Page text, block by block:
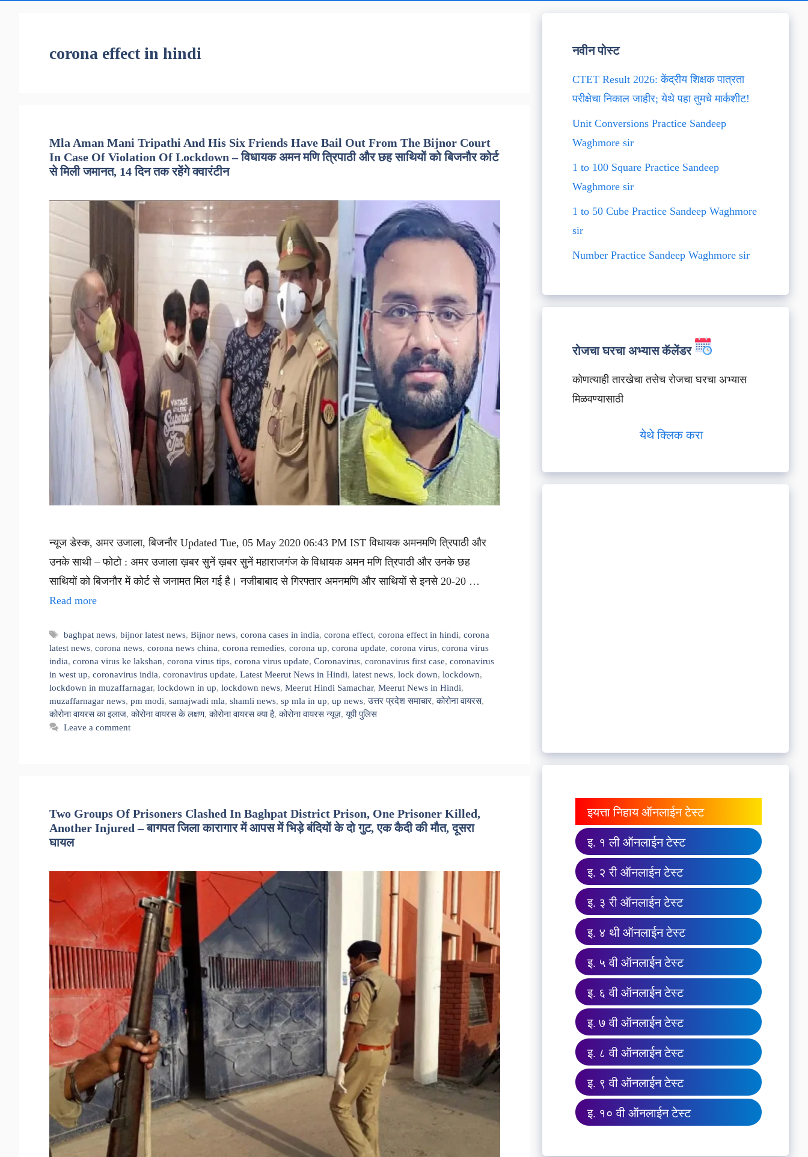
corona effect in hindi
Mla Aman Mani Tripathi And His Six Friends Have Bail Out From The Bijnor Court
In Case Of Violation Of Lockdown – विधायक अमन मणि त्रिपाठी और छह साथियों को बिजनौर कोर्ट
से मिली जमानत, 14 दिन तक रहेंगे क्वारंटीन
न्यूज डेस्क, अमर उजाला, बिजनौर Updated Tue, 05 May 2020 06:43 PM IST विधायक अमनमणि त्रिपाठी और
उनके साथी – फोटो : अमर उजाला ख़बर सुनें ख़बर सुनें महाराजगंज के विधायक अमन मणि त्रिपाठी और उनके छह
साथियों को बिजनौर में कोर्ट से जनामत मिल गई है। नजीबाबाद से गिरफ्तार अमनमणि और साथियों से इनसे 20-20 …
Read more
Tags
baghpat news,bijnor latest news,Bijnor news,corona cases in india,corona effect,corona effect in hindi,corona
latest news, corona news, corona news china, corona remedies, corona up, corona update, corona virus, corona virus
india, corona virus ke lakshan, corona virus tips, corona virus update, Coronavirus, coronavirus first case, coronavirus
in west up, coronavirus india, coronavirus update, Latest Meerut News in Hindi, latest news, lock down, lockdown,
lockdown in muzaffarnagar, lockdown in up, lockdown news, Meerut Hindi Samachar, Meerut News in Hindi,
muzaffarnagar news, pm modi, samajwadi mla, shamli news, sp mla in up, up news,उत्तर प्रदेश समाचार,कोरोना वायरस,
कोरोना वायरस का इलाज,कोरोना वायरस के लक्षण,कोरोना वायरस क्या है,कोरोना वायरस न्यूज़,यूपी पुलिस
Leave a comment
Two Groups Of Prisoners Clashed In Baghpat District Prison, One Prisoner Killed,
Another Injured – बागपत जिला कारागार में आपस में भिड़े बंदियों के दो गुट, एक कैदी की मौत, दूसरा
घायल
नवीन पोस्ट
CTET Result 2026: केंद्रीय शिक्षक पात्रता
परीक्षेचा निकाल जाहीर; येथे पहा तुमचे मार्कशीट!
Unit Conversions Practice Sandeep
Waghmore sir
1 to 100 Square Practice Sandeep
Waghmore sir
1 to 50 Cube Practice Sandeep Waghmore
sir
Number Practice Sandeep Waghmore sir
रोजचा घरचा अभ्यास कॅलेंडर
कोणत्याही तारखेचा तसेच रोजचा घरचा अभ्यास
मिळवण्यासाठी
येथे क्लिक करा
इयत्ता निहाय ऑनलाईन टेस्ट
इ. १ ली ऑनलाईन टेस्ट
इ. २ री ऑनलाईन टेस्ट
इ. ३ री ऑनलाईन टेस्ट
इ. ४ थी ऑनलाईन टेस्ट
इ. ५ वी ऑनलाईन टेस्ट
इ. ६ वी ऑनलाईन टेस्ट
इ. ७ वी ऑनलाईन टेस्ट
इ. ८ वी ऑनलाईन टेस्ट
इ. ९ वी ऑनलाईन टेस्ट
इ. १० वी ऑनलाईन टेस्ट